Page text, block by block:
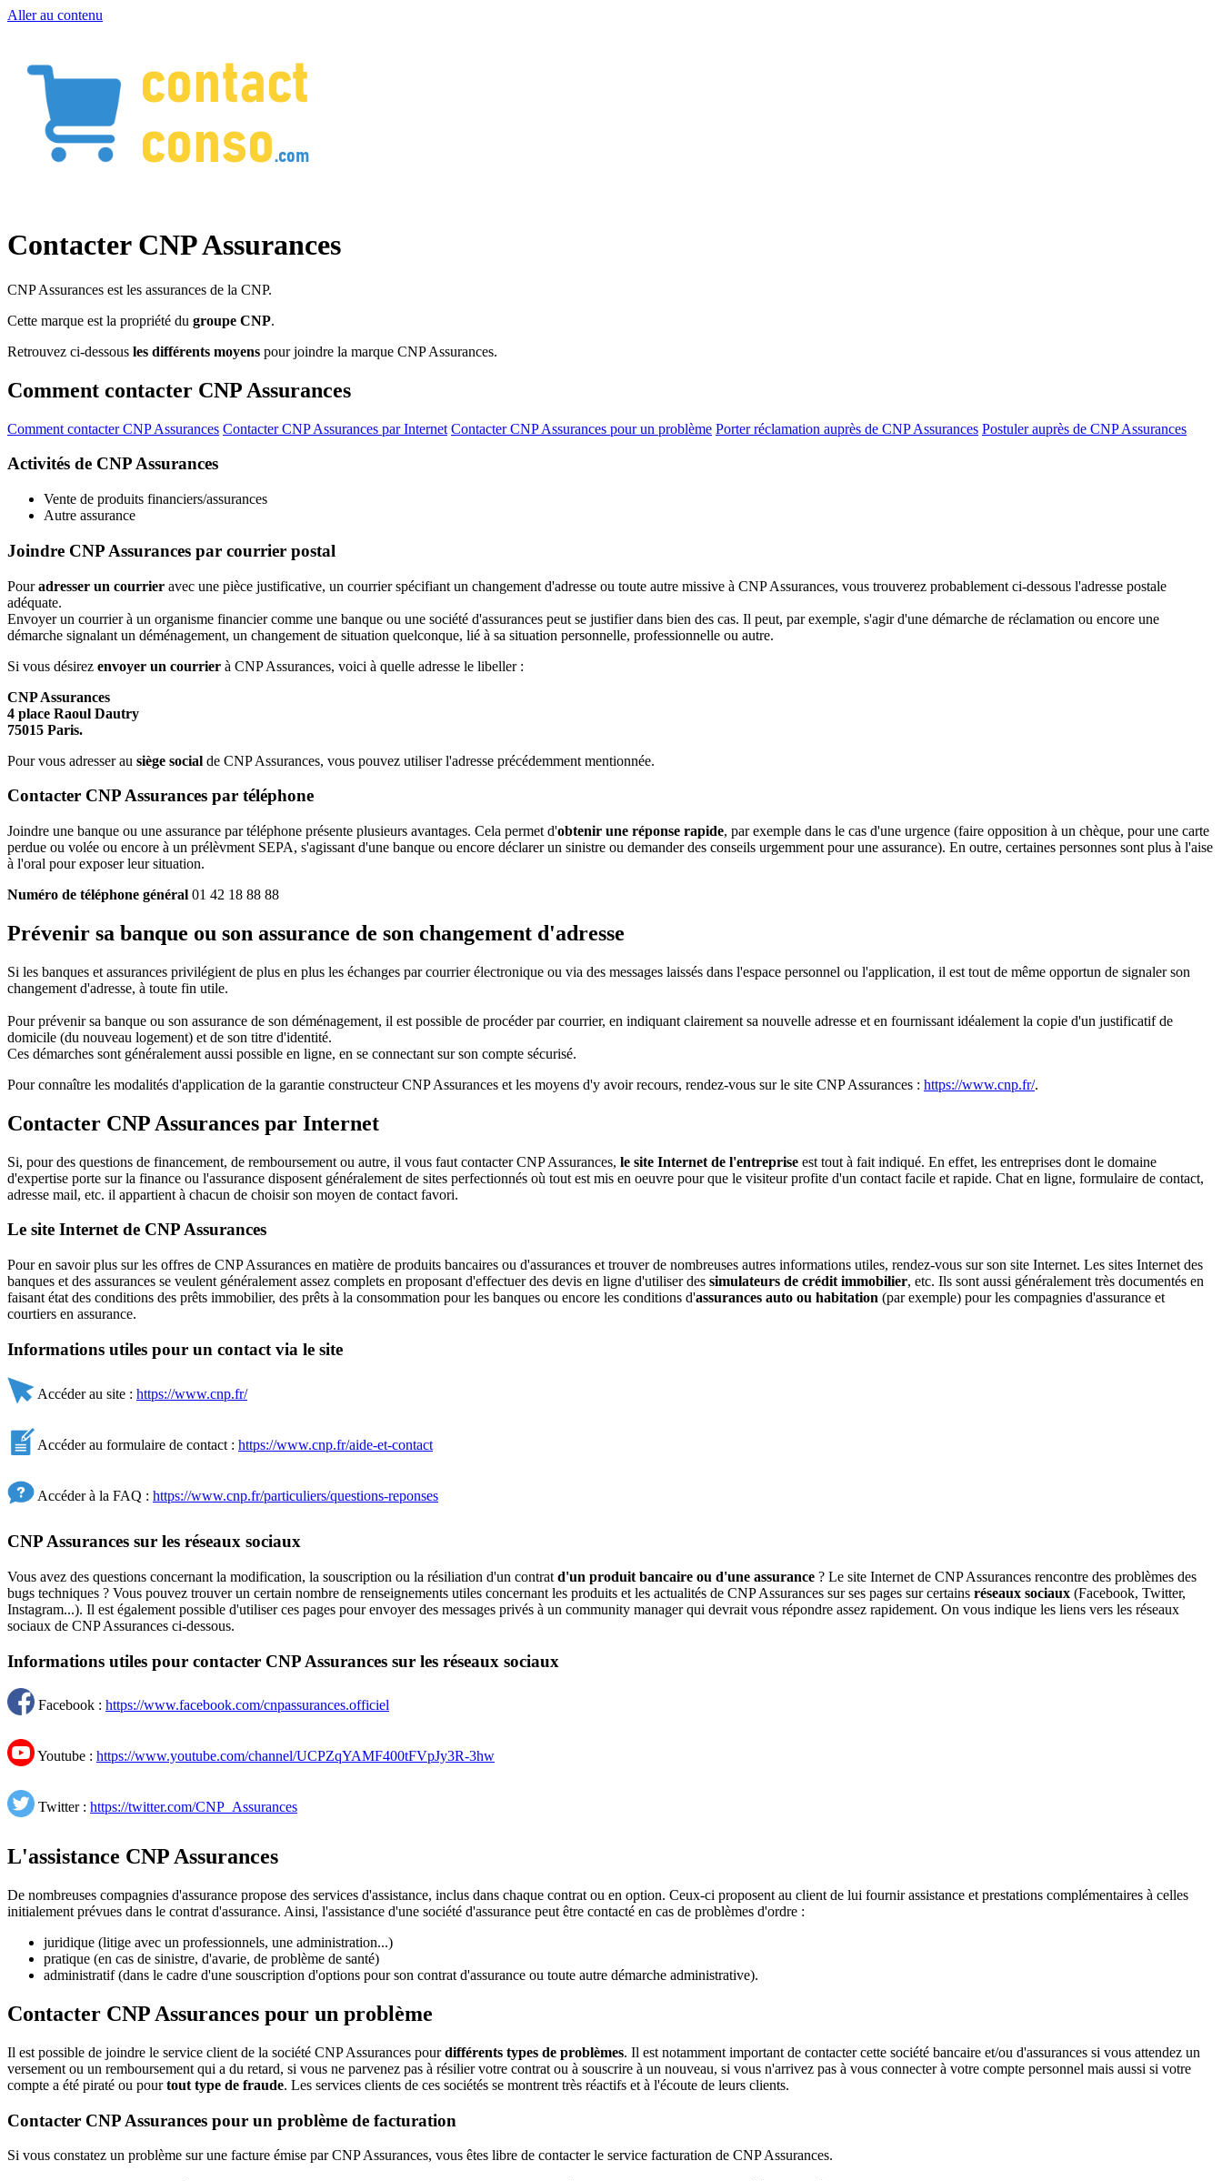
Aller au contenu
Contacter CNP Assurances
CNP Assurances est les assurances de la CNP.
Cette marque est la propriété du groupe CNP.
Retrouvez ci-dessous les différents moyens pour joindre la marque CNP Assurances.
Comment contacter CNP Assurances
Comment contacter CNP Assurances Contacter CNP Assurances par Internet Contacter CNP Assurances pour un problème Porter réclamation auprès de CNP Assurances Postuler auprès de CNP Assurances
Activités de CNP Assurances
Vente de produits financiers/assurances
Autre assurance
Joindre CNP Assurances par courrier postal
Pouradresser un courrier avec une pièce justificative, un courrier spécifiant un changement d'adresse ou toute autre missive à CNP Assurances, vous trouverez probablement ci-dessous l'adresse postale
adéquate.
Envoyer un courrier à un organisme financier comme une banque ou une société d'assurances peut se justifier dans bien des cas. Il peut, par exemple, s'agir d'une démarche de réclamation ou encore une
démarche signalant un déménagement, un changement de situation quelconque, lié à sa situation personnelle, professionnelle ou autre.
Si vous désirez envoyer un courrier à CNP Assurances, voici à quelle adresse le libeller :
CNP Assurances
4 place Raoul Dautry
75015 Paris.
Pour vous adresser au siège social de CNP Assurances, vous pouvez utiliser l'adresse précédemment mentionnée.
Contacter CNP Assurances par téléphone
Joindre une banque ou une assurance par téléphone présente plusieurs avantages. Cela permet d'obtenir une réponse rapide, par exemple dans le cas d'une urgence (faire opposition à un chèque, pour une carte
perdue ou volée ou encore à un prélèvment SEPA, s'agissant d'une banque ou encore déclarer un sinistre ou demander des conseils urgemment pour une assurance). En outre, certaines personnes sont plus à l'aise
à l'oral pour exposer leur situation.
Numéro de téléphone général 01 42 18 88 88
Prévenir sa banque ou son assurance de son changement d'adresse
Si les banques et assurances privilégient de plus en plus les échanges par courrier électronique ou via des messages laissés dans l'espace personnel ou l'application, il est tout de même opportun de signaler son
changement d'adresse, à toute fin utile.
Pour prévenir sa banque ou son assurance de son déménagement, il est possible de procéder par courrier, en indiquant clairement sa nouvelle adresse et en fournissant idéalement la copie d'un justificatif de
domicile (du nouveau logement) et de son titre d'identité.
Ces démarches sont généralement aussi possible en ligne, en se connectant sur son compte sécurisé.
Pour connaître les modalités d'application de la garantie constructeur CNP Assurances et les moyens d'y avoir recours, rendez-vous sur le site CNP Assurances : https://www.cnp.fr/.
Contacter CNP Assurances par Internet
Si, pour des questions de financement, de remboursement ou autre, il vous faut contacter CNP Assurances, le site Internet de l'entreprise est tout à fait indiqué. En effet, les entreprises dont le domaine
d'expertise porte sur la finance ou l'assurance disposent généralement de sites perfectionnés où tout est mis en oeuvre pour que le visiteur profite d'un contact facile et rapide. Chat en ligne, formulaire de contact,
adresse mail, etc. il appartient à chacun de choisir son moyen de contact favori.
Le site Internet de CNP Assurances
Pour en savoir plus sur les offres de CNP Assurances en matière de produits bancaires ou d'assurances et trouver de nombreuses autres informations utiles, rendez-vous sur son site Internet. Les sites Internet des
banques et des assurances se veulent généralement assez complets en proposant d'effectuer des devis en ligne d'utiliser des simulateurs de crédit immobilier, etc. Ils sont aussi généralement très documentés en
faisant état des conditions des prêts immobilier, des prêts à la consommation pour les banques ou encore les conditions d'assurances auto ou habitation (par exemple) pour les compagnies d'assurance et
courtiers en assurance.
Informations utiles pour un contact via le site
Accéder au site : https://www.cnp.fr/
Accéder au formulaire de contact : https://www.cnp.fr/aide-et-contact
Accéder à la FAQ : https://www.cnp.fr/particuliers/questions-reponses
CNP Assurances sur les réseaux sociaux
Vous avez des questions concernant la modification, la souscription ou la résiliation d'un contrat d'un produit bancaire ou d'une assurance ? Le site Internet de CNP Assurances rencontre des problèmes des
bugs techniques ? Vous pouvez trouver un certain nombre de renseignements utiles concernant les produits et les actualités de CNP Assurances sur ses pages sur certains réseaux sociaux (Facebook, Twitter,
Instagram...). Il est également possible d'utiliser ces pages pour envoyer des messages privés à un community manager qui devrait vous répondre assez rapidement. On vous indique les liens vers les réseaux
sociaux de CNP Assurances ci-dessous.
Informations utiles pour contacter CNP Assurances sur les réseaux sociaux
Facebook : https://www.facebook.com/cnpassurances.officiel
Youtube : https://www.youtube.com/channel/UCPZqYAMF400tFVpJy3R-3hw
Twitter : https://twitter.com/CNP_Assurances
L'assistance CNP Assurances
De nombreuses compagnies d'assurance propose des services d'assistance, inclus dans chaque contrat ou en option. Ceux-ci proposent au client de lui fournir assistance et prestations complémentaires à celles
initialement prévues dans le contrat d'assurance. Ainsi, l'assistance d'une société d'assurance peut être contacté en cas de problèmes d'ordre :
juridique (litige avec un professionnels, une administration...)
pratique (en cas de sinistre, d'avarie, de problème de santé)
administratif (dans le cadre d'une souscription d'options pour son contrat d'assurance ou toute autre démarche administrative).
Contacter CNP Assurances pour un problème
Il est possible de joindre le service client de la société CNP Assurances pourdifférents types de problèmes. Il est notamment important de contacter cette société bancaire et/ou d'assurances si vous attendez un
versement ou un remboursement qui a du retard, si vous ne parvenez pas à résilier votre contrat ou à souscrire à un nouveau, si vous n'arrivez pas à vous connecter à votre compte personnel mais aussi si votre
compte a été piraté ou pourtout type de fraude. Les services clients de ces sociétés se montrent très réactifs et à l'écoute de leurs clients.
Contacter CNP Assurances pour un problème de facturation
Si vous constatez un problème sur une facture émise par CNP Assurances, vous êtes libre de contacter le service facturation de CNP Assurances.